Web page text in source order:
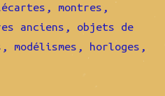
montres,
anciens, objets de
modélismes, horloges,